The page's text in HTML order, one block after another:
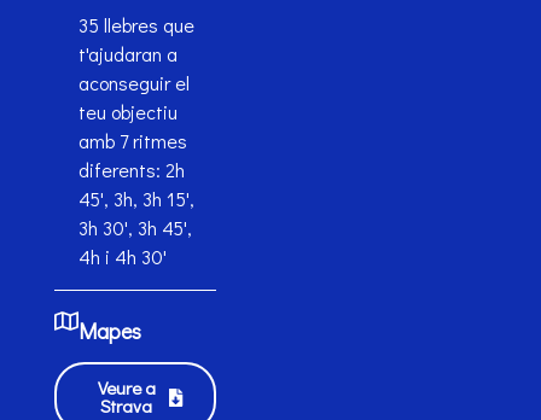
35 llebres que
t'ajudaran a
aconseguir el
teu objectiu
amb 7 ritmes
diferents: 2h
45', 3h, 3h 15',
3h 30', 3h 45',
4h i 4h 30'
Mapes
Veure a
Strava